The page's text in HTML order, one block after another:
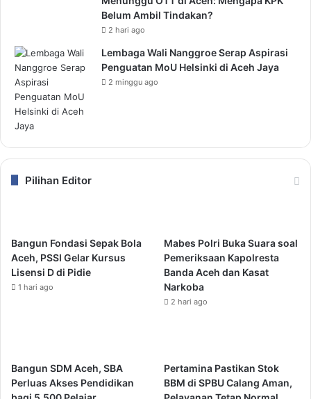
Belum Ambil Tindakan?
2 hari ago
Lembaga Wali Nanggroe Serap Aspirasi
Penguatan MoU Helsinki di Aceh Jaya
2 minggu ago
Pilihan Editor
Bangun Fondasi Sepak Bola
Aceh, PSSI Gelar Kursus
Lisensi D di Pidie
1 hari ago
Mabes Polri Buka Suara soal
Pemeriksaan Kapolresta
Banda Aceh dan Kasat
Narkoba
2 hari ago
Bangun SDM Aceh, SBA
Perluas Akses Pendidikan
Pertamina Pastikan Stok
BBM di SPBU Calang Aman,